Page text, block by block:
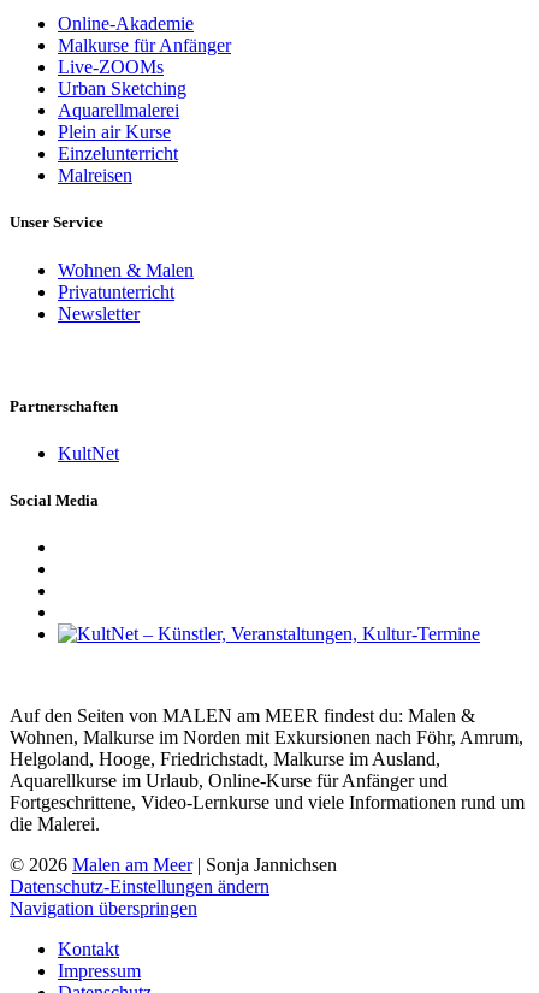
Online-Akademie
Malkurse für Anfänger
Live-ZOOMs
Urban Sketching
Aquarellmalerei
Plein air Kurse
Einzelunterricht
Malreisen
Unser Service
Wohnen & Malen
Privatunterricht
Newsletter
Partnerschaften
KultNet
Social Media
Auf den Seiten von MALEN am MEER findest du: Malen &
Wohnen, Malkurse im Norden mit Exkursionen nach Föhr, Amrum,
Helgoland, Hooge, Friedrichstadt, Malkurse im Ausland,
Aquarellkurse im Urlaub, Online-Kurse für Anfänger und
Fortgeschrittene, Video-Lernkurse und viele Informationen rund um
die Malerei.
© 2026 Malen am Meer| Sonja Jannichsen
Datenschutz-Einstellungen ändern
Navigation überspringen
Kontakt
Impressum